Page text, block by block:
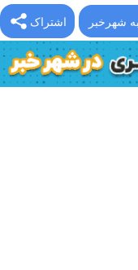
اشتراک شهرخبر